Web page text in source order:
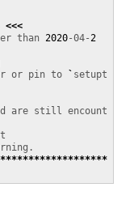
<<<
than 2020-04- 2
or pin to ` setupt
are still encount